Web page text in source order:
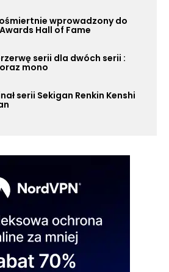
wprowadzony do
Hall of Fame
serii dla dwóch serii :
mono
serii Sekigan Renkin Kenshi